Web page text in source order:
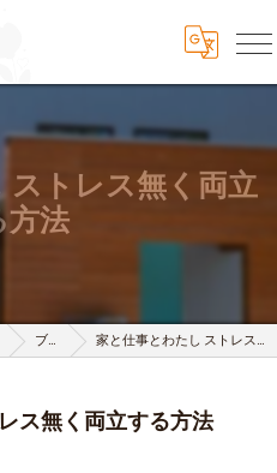
トレス無く両立
法
ブログ 家と仕事とわたし ストレス無く両立する方法
ス無く両立する方法